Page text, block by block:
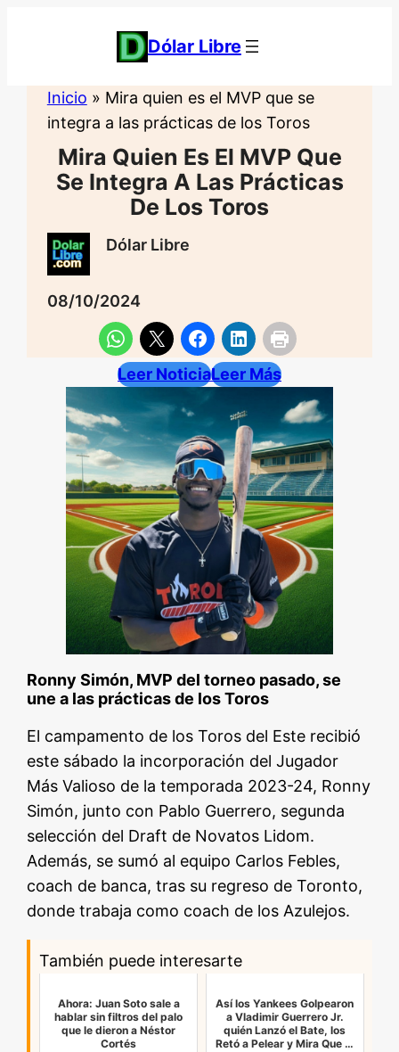
Dólar Libre
Inicio » Mira quien es el MVP que se
integra a las prácticas de los Toros
Mira Quien Es El MVP Que
Se Integra A Las Prácticas
De Los Toros
Dólar Libre
08/10/2024
Leer NoticiaLeer Más
Ronny Simón, MVP del torneo pasado, se
une a las prácticas de los Toros
El campamento de los Toros del Este recibió
este sábado la incorporación del Jugador
Más Valioso de la temporada 2023-24, Ronny
Simón, junto con Pablo Guerrero, segunda
selección del Draft de Novatos Lidom.
Además, se sumó al equipo Carlos Febles,
coach de banca, tras su regreso de Toronto,
donde trabaja como coach de los Azulejos.
También puede interesarte
Ahora: Juan Soto sale a
hablar sin filtros del palo
que le dieron a Néstor
Cortés
Así los Yankees Golpearon
a Vladimir Guerrero Jr.
quién Lanzó el Bate, los
Retó a Pelear y Mira Que …